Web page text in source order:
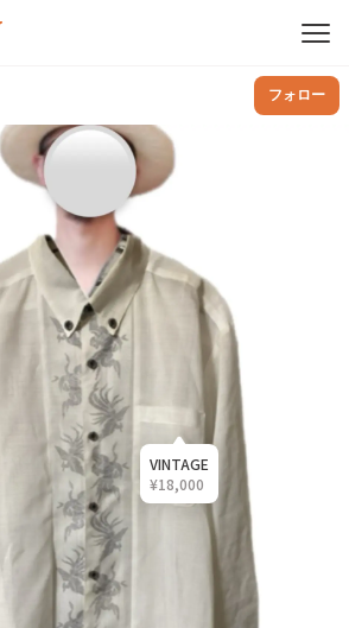
フォロー
VINTAGE
¥18,000